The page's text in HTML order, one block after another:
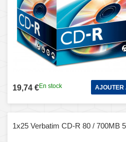
19,74 €En stock AJOUTER
1x25 Verbatim CD-R 80 / 700MB